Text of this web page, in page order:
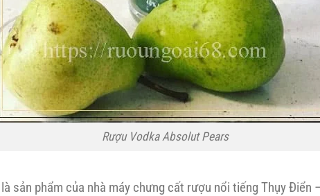
Rượu Vodka Absolut Pears
sản phẩm của nhà máy chưng cất rượu nổi tiếng Thụy Điển